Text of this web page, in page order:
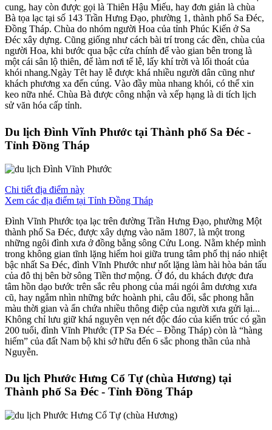
cung, hay còn được gọi là Thiên Hậu Miếu, hay đơn giản là chùa
Bà tọa lạc tại số 143 Trần Hưng Đạo, phường 1, thành phố Sa Đéc,
Đồng Tháp. Chùa do nhóm người Hoa của tỉnh Phúc Kiến ở Sa
Đéc xây dựng. Cũng giống như cách bài trí trong các đền, chùa của
người Hoa, khi bước qua bậc cửa chính để vào gian bên trong là
một cái sân lộ thiên, để làm nơi tế lễ, lấy khí trời và lối thoát của
khói nhang.Ngày Têt hay lễ được khá nhiều người dân cũng như
khách phương xa đến cúng. Vào đầy mùa nhang khói, có thể xin
keo nữa nhé. Chùa Bà được công nhận và xếp hạng là di tích lịch
sử văn hóa cấp tỉnh.
Du lịch Đình Vĩnh Phước tại Thành phố Sa Đéc -
Tỉnh Đồng Tháp
Chi tiết địa điểm này
Xem các địa điểm tại Tỉnh Đồng Tháp
Đình Vĩnh Phước tọa lạc trên đường Trần Hưng Đạo, phường Một
thành phố Sa Đéc, được xây dựng vào năm 1807, là một trong
những ngôi đình xưa ở đồng bằng sông Cửu Long. Nằm khép mình
trong không gian tĩnh lặng hiếm hoi giữa trung tâm phố thị náo nhiệt
bậc nhất Sa Đéc, đình Vĩnh Phước như nốt lặng làm hài hòa bản tấu
của đô thị bên bờ sông Tiền thơ mộng. Ở đó, du khách được đưa
tâm hồn dạo bước trên sắc rêu phong của mái ngói âm dương xưa
cũ, hay ngắm nhìn những bức hoành phi, câu đối, sắc phong hằn
màu thời gian và ẩn chứa nhiều thông điệp của người xưa gửi lại...
Không chỉ lưu giữ khá nguyên vẹn nét độc đáo của kiến trúc có gần
200 tuổi, đình Vĩnh Phước (TP Sa Đéc – Đồng Tháp) còn là “hàng
hiếm” của đất Nam bộ khi sở hữu đến 6 sắc phong thần của nhà
Nguyễn.
Du lịch Phước Hưng Cổ Tự (chùa Hương) tại
Thành phố Sa Đéc - Tỉnh Đồng Tháp